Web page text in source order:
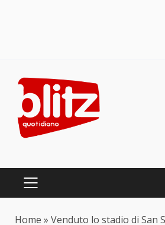
content
PRIMARY
Home » Venduto lo stadio di San